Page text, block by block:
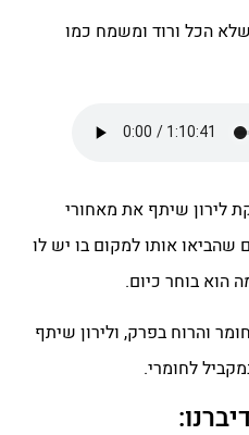
הכל ורוד ומשמח כמו
לירון שיתף את מאחורי
אותו למקום בו יש לו
הוא בוחר כיום.
והרוח בפרק, ולירון שיתף
לחומרי.